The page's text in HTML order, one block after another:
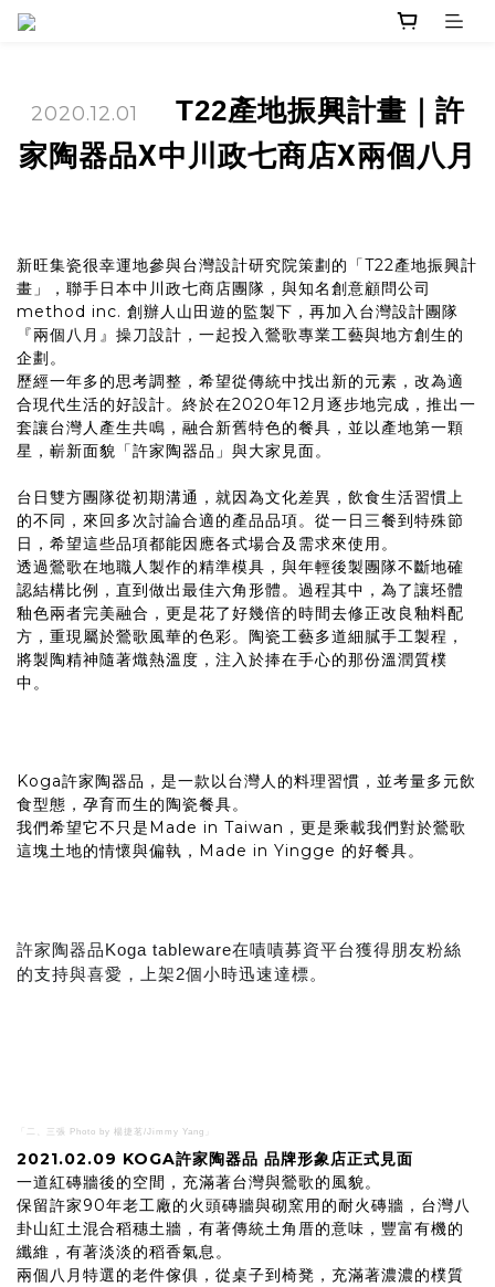
2020.12.01 T22產地振興計畫｜ 許
家陶器品X中川政七商店X兩個八月
新旺集瓷很幸運地參與台灣設計研究院策劃的「T22產地振興計
畫」，聯手日本中川政七商店團隊，與知名創意顧問公司
method inc. 創辦人山田遊的監製下，再加入台灣設計團隊
『兩個八月』操刀設計，一起投入鶯歌專業工藝與地方創生的
企劃。
歷經一年多的思考調整，希望從傳統中找出新的元素，改為適
合現代生活的好設計。終於在2020年12月逐步地完成，推出一
套讓台灣人產生共鳴，融合新舊特色的餐具，並以產地第一顆
星，嶄新面貌「許家陶器品」與大家見面。
台日雙方團隊從初期溝通，就因為文化差異，飲食生活習慣上
的不同，來回多次討論合適的產品品項。從一日三餐到特殊節
日，希望這些品項都能因應各式場合及需求來使用。
透過鶯歌在地職人製作的精準模具，與年輕後製團隊不斷地確
認結構比例，直到做出最佳六角形體。過程其中，為了讓坯體
釉色兩者完美融合，更是花了好幾倍的時間去修正改良釉料配
方，重現屬於鶯歌風華的色彩。陶瓷工藝多道細膩手工製程，
將製陶精神隨著熾熱溫度，注入於捧在手心的那份溫潤質樸
中。
Koga許家陶器品，是一款以台灣人的料理習慣，並考量多元飲
食型態，孕育而生的陶瓷餐具。
我們希望它不只是Made in Taiwan，更是乘載我們對於鶯歌
這塊土地的情懷與偏執，Made in Yingge 的好餐具。
許家陶器品Koga tableware在嘖嘖募資平台獲得朋友粉絲
的支持與喜愛，上架2個小時迅速達標。
「二、三張 Photo by 楊捷茗/Jimmy Yang」
2021.02.09 KOGA許家陶器品 品牌形象店正式見面
一道紅磚牆後的空間，充滿著台灣與鶯歌的風貌。
保留許家90年老工廠的火頭磚牆與砌窯用的耐火磚牆，台灣八
卦山紅土混合稻穗土牆，有著傳統土角厝的意味，豐富有機的
纖維，有著淡淡的稻香氣息。
兩個八月特選的老件傢俱，從桌子到椅凳，充滿著濃濃的樸質